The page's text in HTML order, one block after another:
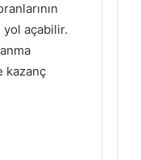
yol açabilir.
kazanç